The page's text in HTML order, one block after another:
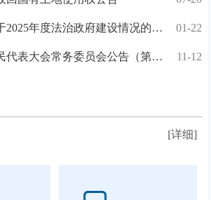
年度法治政府建设情况的报告 01-22
表大会常务委员会公告（第30号） 11-12
[详细]